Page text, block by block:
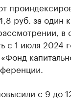
руб. за один
в
с 1 июля 2024
с 9 до